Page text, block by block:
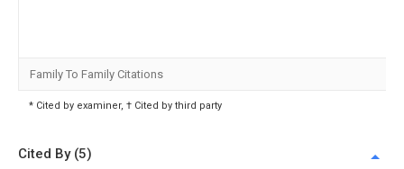
Family To Family Citations
* Cited by examiner, † Cited by third party
Cited By (5)